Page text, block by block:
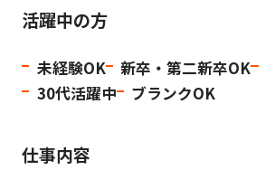
活躍中の方
未経験OK 新卒・第二新卒OK
30代活躍中
ブランクOK
仕事内容